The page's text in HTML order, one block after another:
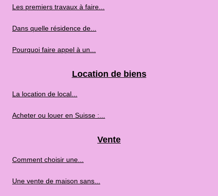
Les premiers travaux à faire...
Dans quelle résidence de...
Pourquoi faire appel à un...
Location de biens
La location de local...
Acheter ou louer en Suisse :...
Vente
Comment choisir une...
Une vente de maison sans...